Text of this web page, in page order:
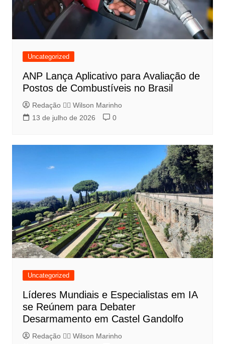
Uncategorized
ANP Lança Aplicativo para Avaliação de
Postos de Combustíveis no Brasil
Redação 👨‍⚖️​ Wilson Marinho
13 de julho de 2026
0
Uncategorized
Líderes Mundiais e Especialistas em IA
se Reúnem para Debater
Desarmamento em Castel Gandolfo
Redação 👨‍⚖️​ Wilson Marinho